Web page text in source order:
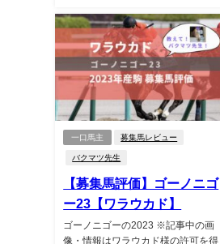
一口馬主 募集馬レビュー
バクマツ先生
【募集馬評価】ゴーノニゴ
ー23【ワラウカド】
ゴーノニゴーの2023 ※記事中の画
像・情報はワラウカド様の許可を得